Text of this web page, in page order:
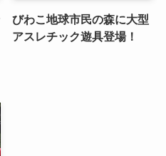
びわこ地球市民の森に大型
アスレチック遊具登場！